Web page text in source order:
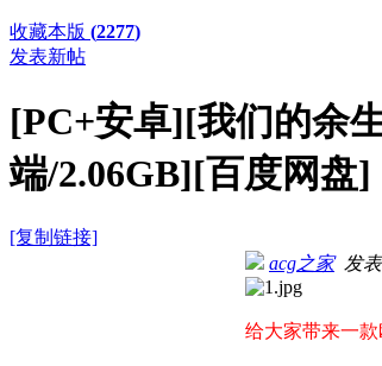
收藏本版 (2277)
发表新帖
[PC+安卓][我们的余
端/2.06GB][百度网盘]
[复制链接]
acg之家发表
给大家带来一款